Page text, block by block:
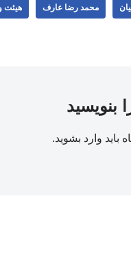
محمد رضا عارف هیئت
بنویسید
باید وارد بشوید.